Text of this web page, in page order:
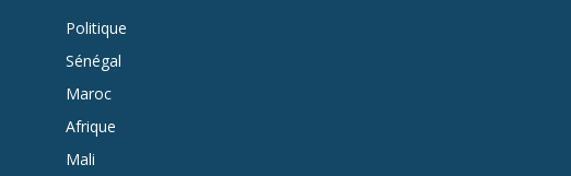
Politique
Sénégal
Maroc
Afrique
Mali